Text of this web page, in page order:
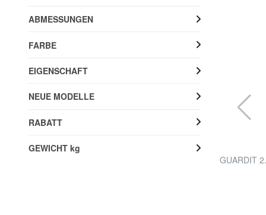
GUARDIT
ABMESSUNGEN
FARBE
EIGENSCHAFT
NEUE MODELLE
RABATT
GEWICHT kg